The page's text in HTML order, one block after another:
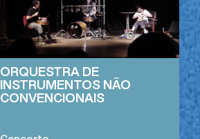
ORQUESTRA DE
INSTRUMENTOS NÃO
CONVENCIONAIS